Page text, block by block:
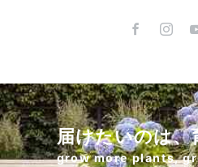
届けたいのは、
grow more plants,